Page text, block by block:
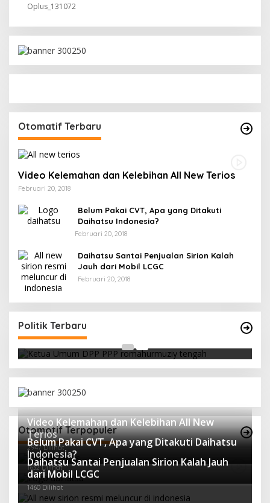
Oplus_131072
Otomatif Terbaru
Video Kelemahan dan Kelebihan All New Terios
Februari 20, 2018
Belum Pakai CVT, Apa yang Ditakuti
Daihatsu Indonesia?
Februari 20, 2018
Daihatsu Santai Penjualan Sirion Kalah
Jauh dari Mobil LCGC
Februari 20, 2018
Politik Terbaru
Strategi PPP Menangkan Duet Ganjar dan Gus
Yasin
Otomotif Terpopuler
Video Kelemahan dan Kelebihan All New
Terios
2947 Dilihat
Belum Pakai CVT, Apa yang Ditakuti Daihatsu
Indonesia?
1632 Dilihat
Daihatsu Santai Penjualan Sirion Kalah Jauh
dari Mobil LCGC
1460 Dilihat